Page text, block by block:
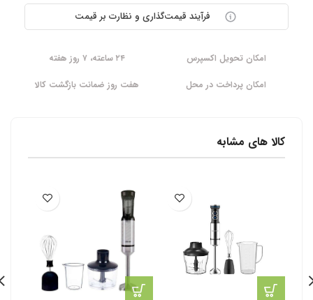
فرآیند قیمت‌گذاری و نظارت بر قیمت
امکان تحویل اکسپرس
۲۴ ساعته، ۷ روز هفته
امکان پرداخت در محل
هفت روز ضمانت بازگشت کالا
کالا های مشابه